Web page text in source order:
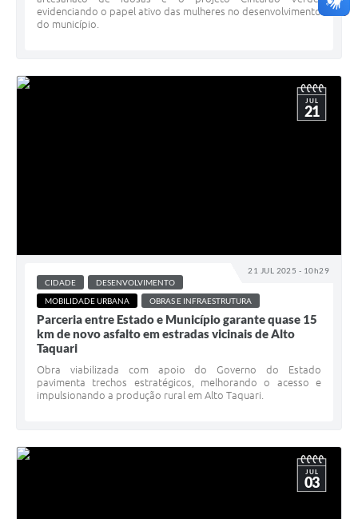
evidenciando o papel ativo das mulheres no desenvolvimento
do município.
21 JUL 2025 - 10h29
JUL
21
CIDADE
DESENVOLVIMENTO
MOBILIDADE URBANA
OBRAS E INFRAESTRUTURA
Parceria entre Estado e Município garante quase 15
km de novo asfalto em estradas vicinais de Alto
Taquari
Obra viabilizada com apoio do Governo do Estado
pavimenta trechos estratégicos, melhorando o acesso e
impulsionando a produção rural em Alto Taquari.
JUL
03